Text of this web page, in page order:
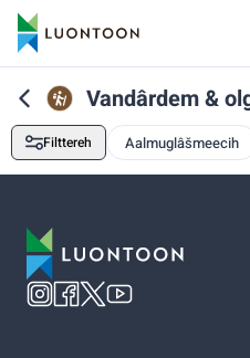
Vandârdem &
Filttereh Aalmuglâšmeecih